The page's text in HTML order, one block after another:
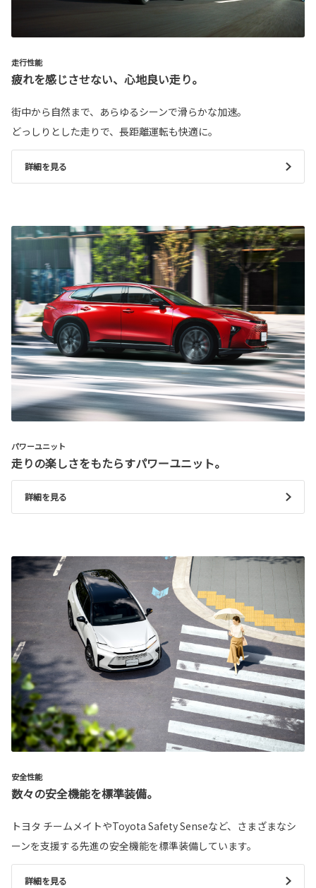
走行性能
疲れを感じさせない、心地良い走り。
街中から自然まで、あらゆるシーンで滑らかな加速。
どっしりとした走りで、長距離運転も快適に。
詳細を見る
パワーユニット
走りの楽しさをもたらすパワーユニット。
詳細を見る
安全性能
数々の安全機能を標準装備。
トヨタ チームメイトやToyota Safety Senseなど、さまざまなシ
ーンを支援する先進の安全機能を標準装備しています。
詳細を見る